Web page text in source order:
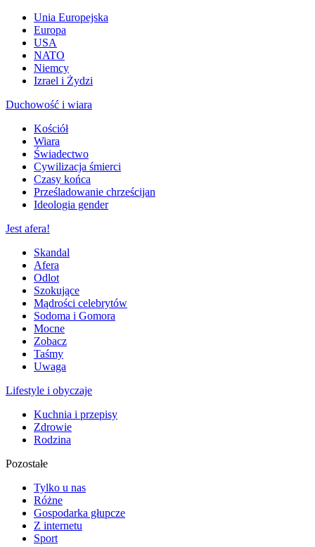
Unia Europejska
Europa
USA
NATO
Niemcy
Izrael i Żydzi
Duchowość i wiara
Kościół
Wiara
Świadectwo
Cywilizacja śmierci
Czasy końca
Prześladowanie chrześcijan
Ideologia gender
Jest afera!
Skandal
Afera
Odlot
Szokujące
Mądrości celebrytów
Sodoma i Gomora
Mocne
Zobacz
Taśmy
Uwaga
Lifestyle i obyczaje
Kuchnia i przepisy
Zdrowie
Rodzina
Pozostałe
Tylko u nas
Różne
Gospodarka głupcze
Z internetu
Sport